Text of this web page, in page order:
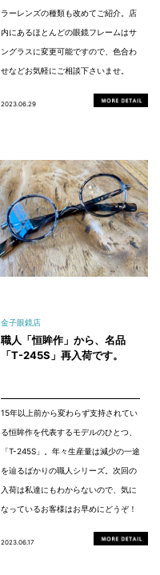
ラーレンズの種類も改めてご紹介。店
内にあるほとんどの眼鏡フレームはサ
ングラスに変更可能ですので、色合わ
せなどお気軽にご相談下さいませ。
2023.06.29
金子眼鏡店
職人「恒眸作」から、名品
「T-245S」再入荷です。
15年以上前から変わらず支持されてい
る恒眸作を代表するモデルのひとつ、
「T-245S」。年々生産量は減少の一途
を辿るばかりの職人シリーズ。次回の
入荷は私達にもわからないので、気に
なっているお客様はお早めにどうぞ！
2023.06.17